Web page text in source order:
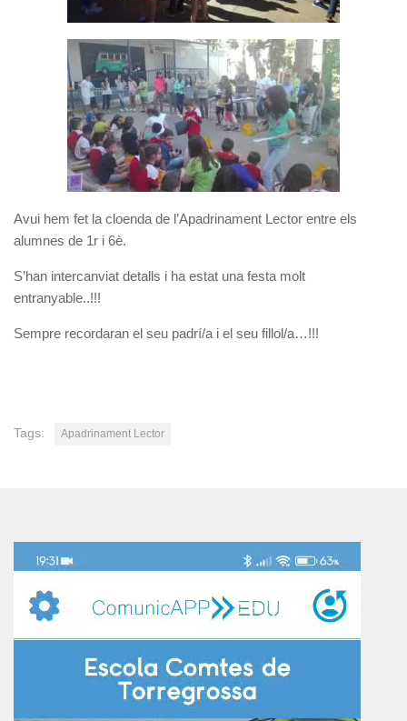
Avui hem fet la cloenda de l’Apadrinament Lector entre els
alumnes de 1r i 6è.
S’han intercanviat detalls i ha estat una festa molt
entranyable..!!!
Sempre recordaran el seu padrí/a i el seu fillol/a…!!!
Tags: Apadrinament Lector
de
vídeo